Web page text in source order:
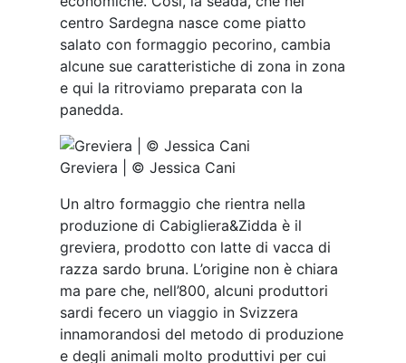
centro Sardegna nasce come piatto
salato con formaggio pecorino, cambia
alcune sue caratteristiche di zona in zona
e qui la ritroviamo preparata con la
panedda.
Greviera | © Jessica Cani
Un altro formaggio che rientra nella
produzione di Cabigliera&Zidda è il
greviera, prodotto con latte di vacca di
razza sardo bruna. L’origine non è chiara
ma pare che, nell’800, alcuni produttori
sardi fecero un viaggio in Svizzera
innamorandosi del metodo di produzione
e degli animali molto produttivi per cui